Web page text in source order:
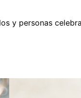
y personas